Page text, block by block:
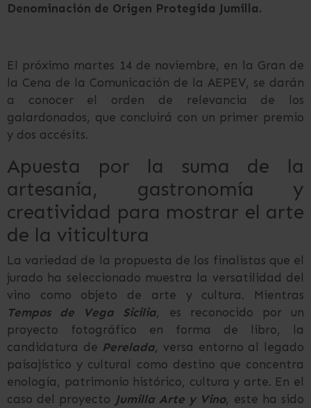
Denominación de Origen Protegida Jumilla.
El próximo martes 14 de noviembre, en la Gran de
la Cena de la Comunicación de la AEPEV, se darán
a conocer el orden de relevancia de los
galardonados, que concluirá con un primer premio
y dos accésits.
Apuesta por la suma de la
artesanía, gastronomía y
creatividad para mostrar el arte
de la viticultura
La variedad de la propuesta de los finalistas que el
jurado ha seleccionado muestra la versatilidad del
vino como objeto de arte y cultura. Mientras
Tempos de Vega Sicilia, es reconocido por un
proyecto fotográfico en forma de libro, la
candidatura de Perelada, versa entorno al legado
paisajístico y cultural como destino que concentra
enología, patrimonio histórico, cultura y arte. En el
caso del proyecto Jumilla Arte y Vino, este ha sido